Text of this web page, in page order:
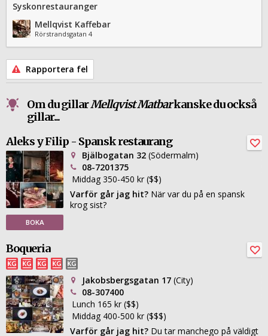
Syskonrestauranger
Mellqvist Kaffebar
Rörstrandsgatan 4
Rapportera fel
Om du gillarMellqvist Matbarkanske du också
gillar...
Aleks y Filip - Spansk restaurang
BOKA
Bjälbogatan 32 (Södermalm)
08-7201375
Middag 350-450 kr ($$)
Varför går jag hit? När var du på en spansk
krog sist?
Boqueria
Jakobsbergsgatan 17 (City)
08-307400
Lunch 165 kr ($$)
Middag 400-500 kr ($$$)
Varför går jag hit? Du tar manchego på väldigt